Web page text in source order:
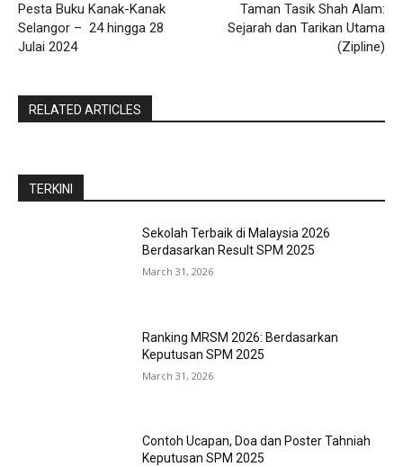
Pesta Buku Kanak-Kanak
Selangor – 24 hingga 28
Julai 2024
Taman Tasik Shah Alam:
Sejarah dan Tarikan Utama
(Zipline)
RELATED ARTICLES
TERKINI
Sekolah Terbaik di Malaysia 2026
Berdasarkan Result SPM 2025
March 31, 2026
Ranking MRSM 2026: Berdasarkan
Keputusan SPM 2025
March 31, 2026
Contoh Ucapan, Doa dan Poster Tahniah
Keputusan SPM 2025